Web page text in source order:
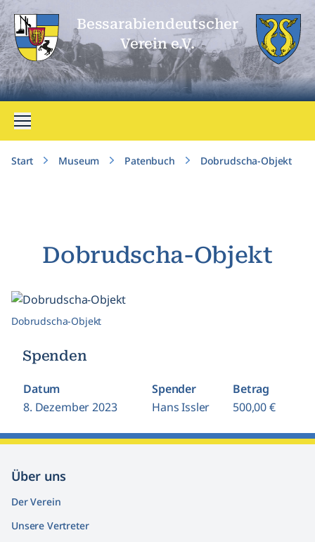
Bessarabien­deutscher
Verein e.V.
Menü öffnen
Start Museum Patenbuch Dobrudscha-Objekt
Dobrudscha-Objekt
Dobrudscha-Objekt
Spenden
Datum Spender
Betrag
8. Dezember 2023
Hans Issler 500,00 €
Über uns
Der Verein
Unsere Vertreter